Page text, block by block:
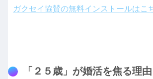
ガクセイ協賛の無料インストールはこ
「２５歳」が婚活を焦る理由